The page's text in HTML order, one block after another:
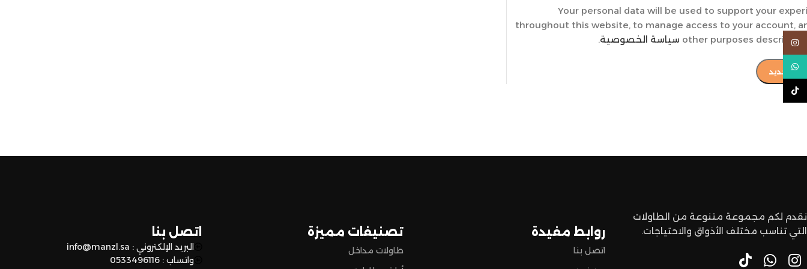
Your personal data will be used to support your
throughout this website, to manage access to your account,
other purposes described سياسة الخصوصية.
جديد
روابط مفيدة
اتصل بنا
تصنيفات مميزة
طاولات مداخل
اتصل بنا
البريد الإلكتروني : info@manzl.sa
واتساب : 0533496116
نقدم لكم مجموعة متنوعة من الطاولات
التي تناسب مختلف الأذواق والاحتياجات.
Instagram
WhatsApp